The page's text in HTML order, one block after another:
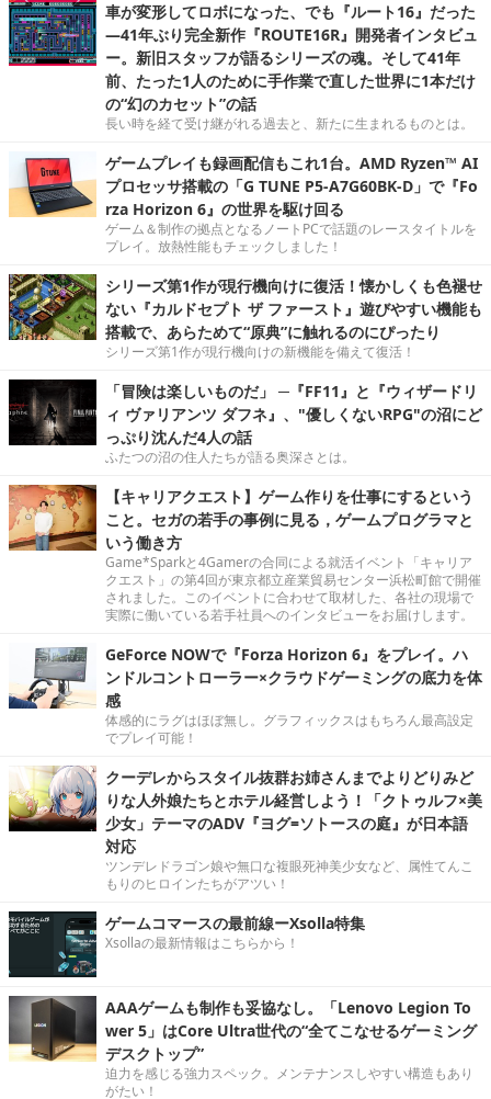
車が変形してロボになった、でも『ルート16』だった
―41年ぶり完全新作『ROUTE16R』開発者インタビュ
ー。新旧スタッフが語るシリーズの魂。そして41年
前、たった1人のために手作業で直した世界に1本だけ
の“幻のカセット”の話
長い時を経て受け継がれる過去と、新たに生まれるものとは。
ゲームプレイも録画配信もこれ1台。AMD Ryzen™ AI
プロセッサ搭載の「G TUNE P5-A7G60BK-D」で『Fo
rza Horizon 6』の世界を駆け回る
ゲーム＆制作の拠点となるノートPCで話題のレースタイトルを
プレイ。放熱性能もチェックしました！
シリーズ第1作が現行機向けに復活！懐かしくも色褪せ
ない『カルドセプト ザ ファースト』遊びやすい機能も
搭載で、あらためて“原典”に触れるのにぴったり
シリーズ第1作が現行機向けの新機能を備えて復活！
「冒険は楽しいものだ」 ─『FF11』と『ウィザードリ
ィ ヴァリアンツ ダフネ』、"優しくないRPG"の沼にど
っぷり沈んだ4人の話
ふたつの沼の住人たちが語る奥深さとは。
【キャリアクエスト】ゲーム作りを仕事にするという
こと。セガの若手の事例に見る，ゲームプログラマと
いう働き方
Game*Sparkと4Gamerの合同による就活イベント「キャリア
クエスト」の第4回が東京都立産業貿易センター浜松町館で開催
されました。このイベントに合わせて取材した、各社の現場で
実際に働いている若手社員へのインタビューをお届けします。
GeForce NOWで『Forza Horizon 6』をプレイ。ハ
ンドルコントローラー×クラウドゲーミングの底力を体
感
体感的にラグはほぼ無し。グラフィックスはもちろん最高設定
でプレイ可能！
クーデレからスタイル抜群お姉さんまでよりどりみど
りな人外娘たちとホテル経営しよう！「クトゥルフ×美
少女」テーマのADV『ヨグ=ソトースの庭』が日本語
対応
ツンデレドラゴン娘や無口な複眼死神美少女など、属性てんこ
もりのヒロインたちがアツい！
ゲームコマースの最前線ーXsolla特集
Xsollaの最新情報はこちらから！
AAAゲームも制作も妥協なし。「Lenovo Legion To
wer 5」はCore Ultra世代の“全てこなせるゲーミング
デスクトップ”
迫力を感じる強力スペック。メンテナンスしやすい構造もあり
がたい！